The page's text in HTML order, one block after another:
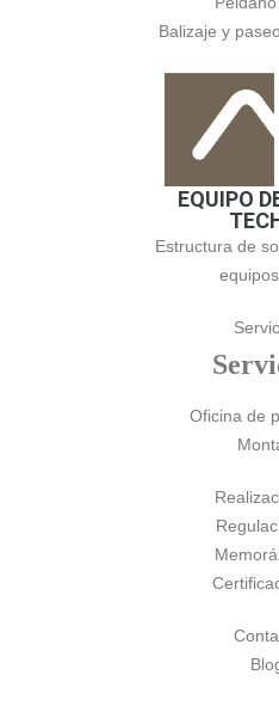
Balizaje y
EQUIPO
Estructura de
Oficina de